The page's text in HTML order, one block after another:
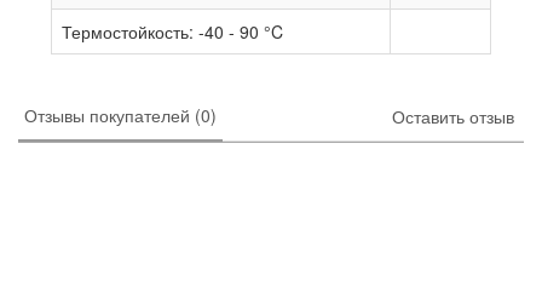
Термостойкость: -40 - 90 °C
Отзывы покупателей (0) Оставить отзыв